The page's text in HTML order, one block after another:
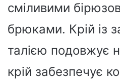
сміливими
брюками. Крій із
талією подовжує
крій забезпечує